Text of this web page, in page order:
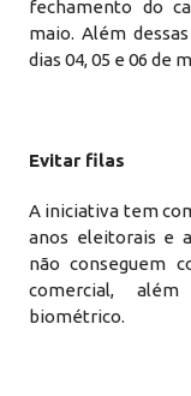
fechamento do
maio. Além
dias 04, 05 e 06 de
Evitar filas
A iniciativa tem
anos eleitorais e
não conseguem
comercial,
biométrico.